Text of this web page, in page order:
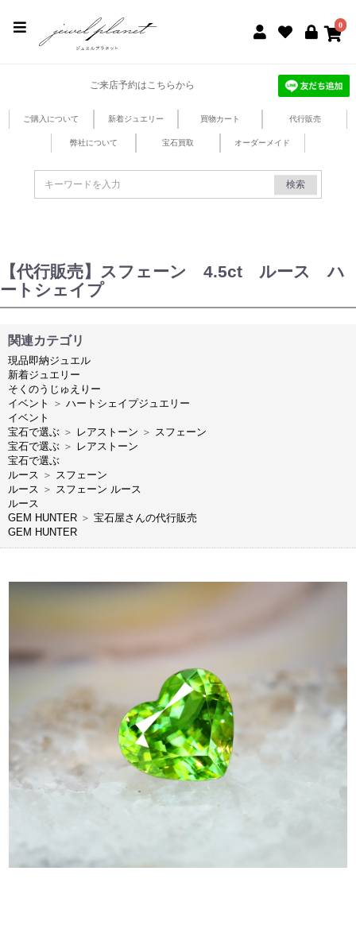
0
ご来店予約はこちらから
ご購入について 新着ジュエリー 買物カート 代行販売
弊社について 宝石買取 オーダーメイド
検索
【代行販売】スフェーン 4.5ct ルース ハ
ートシェイプ
関連カテゴリ
現品即納ジュエル
新着ジュエリー
そくのうじゅえりー
イベント
＞ ハートシェイプジュエリー
イベント
宝石で選ぶ ＞ レアストーン ＞ スフェーン
宝石で選ぶ ＞ レアストーン
宝石で選ぶ
ルース ＞ スフェーン
ルース ＞ スフェーン ルース
ルース
GEM HUNTER ＞ 宝石屋さんの代行販売
GEM HUNTER